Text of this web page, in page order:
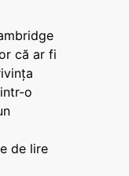
că ar fi
o
de lire